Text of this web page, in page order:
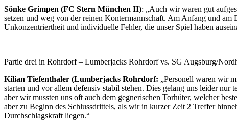
Sönke Grimpen (FC Stern München II): „Auch wir waren gut
setzen und weg von der reinen Kontermannschaft. Am Anfang und
Unkonzentriertheit und individuelle Fehler, die unser Spiel haben
Partie drei in Rohrdorf – Lumberjacks Rohrdorf vs. SG Augsburg/
Kilian Tiefenthaler (Lumberjacks Rohrdorf: „Personell waren wir
starten und vor allem defensiv stabil stehen. Dies gelang uns leider
aber wir mussten uns oft auch dem gegnerischen Torhüter, welcher
aber zu Beginn des Schlussdrittels, als wir in kurzer Zeit 2 Treffer
Durchschlagskraft liegen.“